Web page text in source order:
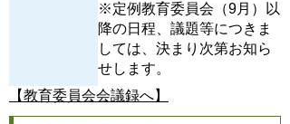
※定例教育委員会（9月）以
降の日程、議題等につきま
しては、決まり次第お知ら
せします。
【教育委員会会議録へ】